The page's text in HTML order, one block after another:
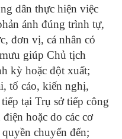
dân thực hiện việc
ánh đúng trình tự,
đơn vị, cá nhân có
giúp Chủ tịch
kỳ hoặc đột xuất;
tố cáo, kiến nghị,
tại Trụ sở tiếp công
hoặc do các cơ
chuyển đến;